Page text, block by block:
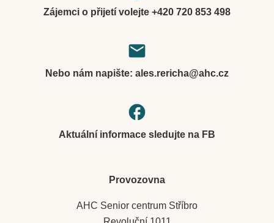
Zájemci o přijetí volejte +420 720 853 498
local_post_office
Nebo nám napište: ales.rericha@ahc.cz
facebook
Aktuální informace sledujte na FB
Provozovna
AHC Senior centrum Stříbro